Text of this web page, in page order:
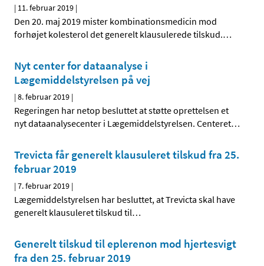
| 11. februar 2019 |
Den 20. maj 2019 mister kombinationsmedicin mod
forhøjet kolesterol det generelt klausulerede tilskud.…
Nyt center for dataanalyse i
Lægemiddelstyrelsen på vej
|8. februar 2019 |
Regeringen har netop besluttet at støtte oprettelsen et
nyt dataanalysecenter i Lægemiddelstyrelsen. Centeret…
Trevicta får generelt klausuleret tilskud fra 25.
februar 2019
|7. februar 2019 |
Lægemiddelstyrelsen har besluttet, at Trevicta skal have
generelt klausuleret tilskud til…
Generelt tilskud til eplerenon mod hjertesvigt
fra den 25. februar 2019